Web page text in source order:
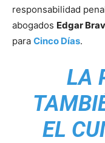
responsabilidad
abogados Edgar
para Cinco Días.
LA
EL